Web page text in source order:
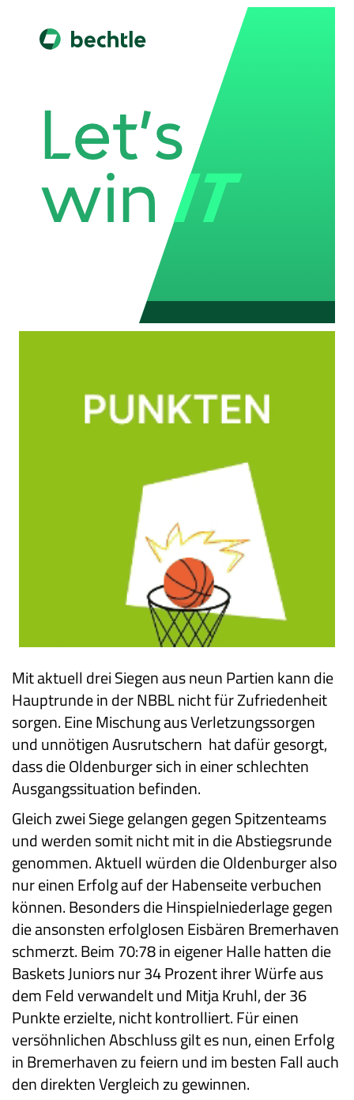
Mit aktuell drei Siegen aus neun Partien kann die
Hauptrunde in der NBBL nicht für Zufriedenheit
sorgen. Eine Mischung aus Verletzungssorgen
und unnötigen Ausrutschern hat dafür gesorgt,
dass die Oldenburger sich in einer schlechten
Ausgangssituation befinden.
Gleich zwei Siege gelangen gegen Spitzenteams
und werden somit nicht mit in die Abstiegsrunde
genommen. Aktuell würden die Oldenburger also
nur einen Erfolg auf der Habenseite verbuchen
können. Besonders die Hinspielniederlage gegen
die ansonsten erfolglosen Eisbären Bremerhaven
schmerzt. Beim 70:78 in eigener Halle hatten die
Baskets Juniors nur 34 Prozent ihrer Würfe aus
dem Feld verwandelt und Mitja Kruhl, der 36
Punkte erzielte, nicht kontrolliert. Für einen
versöhnlichen Abschluss gilt es nun, einen Erfolg
in Bremerhaven zu feiern und im besten Fall auch
den direkten Vergleich zu gewinnen.